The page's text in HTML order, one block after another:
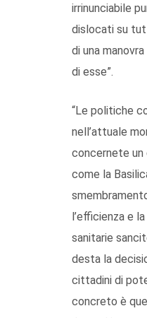
irrinunciabile
dislocati su
di una
di esse”.
“Le politiche
nell’attuale
concernete
come la
l’efficienza e
sanitarie
desta la
cittadini di
concreto è